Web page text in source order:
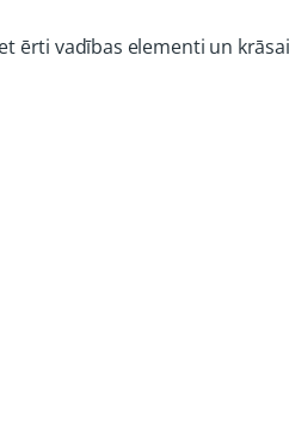
ērti vadības elementi un